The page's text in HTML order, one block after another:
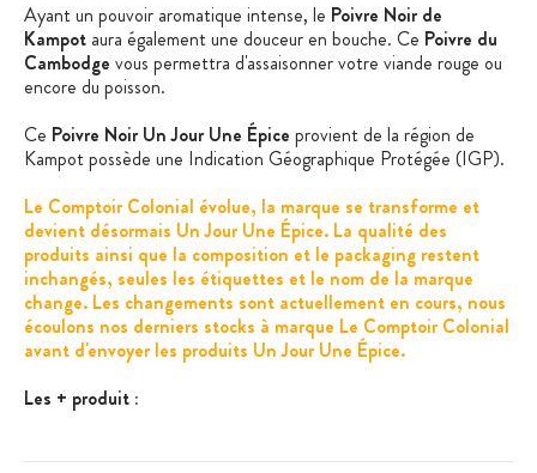
Ayant un pouvoir aromatique intense, le Poivre Noir de
Kampot aura également une douceur en bouche. Ce Poivre du
Cambodge vous permettra d'assaisonner votre viande rouge ou
encore du poisson.
Ce Poivre Noir Un Jour Une Épice provient de la région de
Kampot possède une Indication Géographique Protégée (IGP).
Le Comptoir Colonial évolue, la marque se transforme et
devient désormais Un Jour Une Épice. La qualité des
produits ainsi que la composition et le packaging restent
inchangés, seules les étiquettes et le nom de la marque
change. Les changements sont actuellement en cours, nous
écoulons nos derniers stocks à marque Le Comptoir Colonial
avant d'envoyer les produits Un Jour Une Épice.
Les + produit :